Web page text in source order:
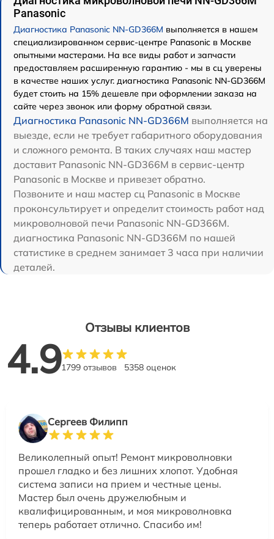
Panasonic
Диагностика Panasonic NN-GD366M выполняется в нашем
специализированном сервис-центре Panasonic в Москве
опытными мастерами. На все виды работ и запчасти
предоставляем расширенную гарантию - мы в сц уверены
в качестве наших услуг. диагностика Panasonic NN-GD366M
будет стоить на 15% дешевле при оформлении заказа на
сайте через звонок или форму обратной связи.
Диагностика Panasonic NN-GD366M выполняется на
выезде, если не требует габаритного оборудования
и сложного ремонта. В таких случаях наш мастер
доставит Panasonic NN-GD366M в сервис-центр
Panasonic в Москве и привезет обратно.
Позвоните и наш мастер сц Panasonic в Москве
проконсультирует и определит стоимость работ над
микроволновой печи Panasonic NN-GD366M.
диагностика Panasonic NN-GD366M по нашей
статистике в среднем занимает 3 часа при наличии
деталей.
Отзывы клиентов
4.91799 отзывов 5358 оценок
Сергеев Филипп
Великолепный опыт! Ремонт микроволновки
прошел гладко и без лишних хлопот. Удобная
система записи на прием и честные цены.
Мастер был очень дружелюбным и
квалифицированным, и моя микроволновка
теперь работает отлично. Спасибо им!